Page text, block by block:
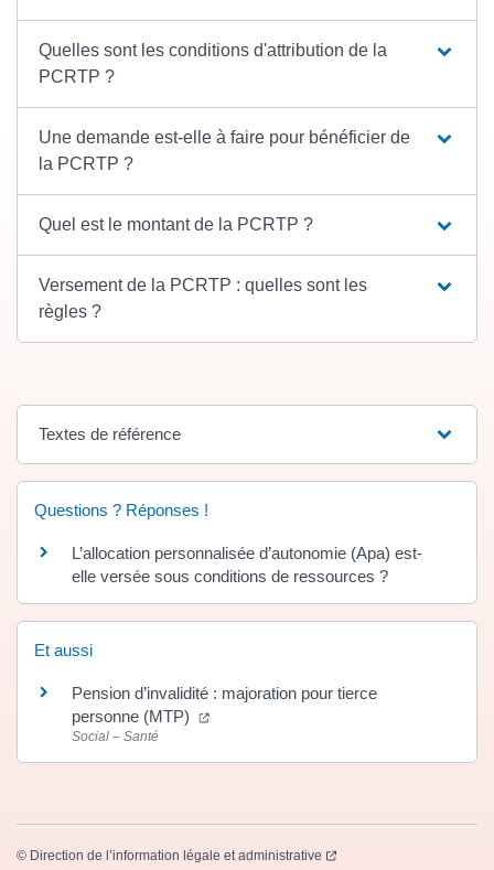
Quelles sont les conditions d'attribution de la
PCRTP ?
Une demande est-elle à faire pour bénéficier de
la PCRTP ?
Quel est le montant de la PCRTP ?
Versement de la PCRTP : quelles sont les
règles ?
Textes de référence
Questions ? Réponses !
L’allocation personnalisée d’autonomie (Apa) est-
elle versée sous conditions de ressources ?
Et aussi
Pension d’invalidité : majoration pour tierce
personne (MTP)
(ouverture dans un nouvel onglet)
Social – Santé
© Direction de l’information légale et administrative (ouverture dans un